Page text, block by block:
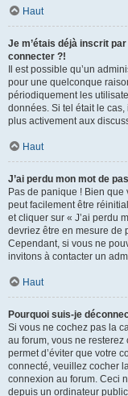
Haut
Je m’étais déjà inscrit
connecter ?!
Il est possible qu’un
pour une quelconque
périodiquement les
données. Si tel était le
plus activement aux
Haut
J’ai perdu mon mot de
Pas de panique ! Bien que
peut facilement être
et cliquer sur « J’ai perdu
devriez être en mesure de
Cependant, si vous ne
invitons à contacter un
Haut
Pourquoi suis-je
Si vous ne cochez pas la
au forum, vous ne
permet d’éviter que votre
connecté, veuillez cocher
connexion au forum. Ceci
depuis un ordinateur